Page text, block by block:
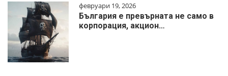
февруари 19, 2026
България е превърната не само в
корпорация, акцион…